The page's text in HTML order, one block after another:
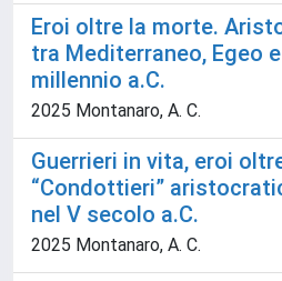
Eroi oltre la morte.
tra Mediterraneo, Egeo
millennio a.C.
2025 Montanaro, A. C.
Guerrieri in vita, eroi
“Condottieri”
nel V secolo a.C.
2025 Montanaro, A. C.